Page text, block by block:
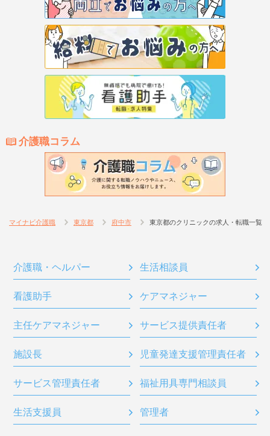
介護職コラム
マイナビ介護職 東京都 府中市 東京都のクリニックの求人・転職一覧
介護職・ヘルパー 生活相談員
看護助手 ケアマネジャー
主任ケアマネジャー サービス提供責任者
施設長 児童発達支援管理責任者
サービス管理責任者 福祉用具専門相談員
生活支援員 管理者